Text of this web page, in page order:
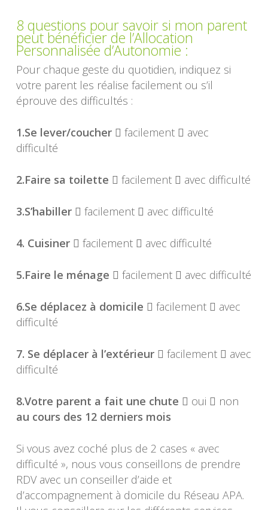
8 questions pour savoir si mon parent
peut bénéficier de l’Allocation
Personnalisée d’Autonomie :
Pour chaque geste du quotidien, indiquez si
votre parent les réalise facilement ou s’il
éprouve des difficultés :
1.Se lever/coucher  facilement  avec
difficulté
2.Faire sa toilette  facilement  avec difficulté
3.S’habiller  facilement  avec difficulté
4. Cuisiner facilement  avec difficulté
5.Faire le ménage  facilement  avec difficulté
6.Se déplacez à domicile  facilement  avec
difficulté
7. Se déplacer à l’extérieur facilement  avec
difficulté
8.Votre parent a fait une chute  oui  non
au cours des 12 derniers mois
Si vous avez coché plus de 2 cases « avec
difficulté », nous vous conseillons de prendre
RDV avec un conseiller d’aide et
d’accompagnement à domicile du Réseau APA.